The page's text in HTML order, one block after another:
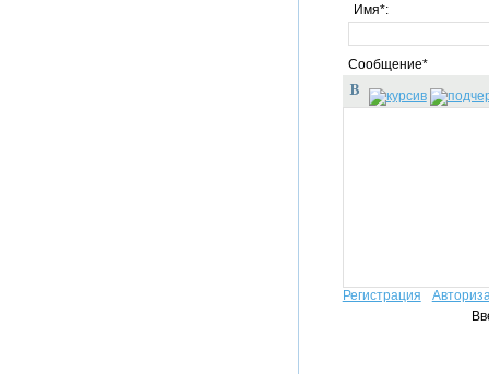
Имя*:
Сообщение*
Регистрация